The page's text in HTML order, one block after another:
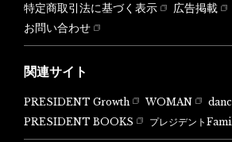
特定商取引法に基づく表示
広告掲載
お問い合わせ
関連サイト
PRESIDENT Growth WOMAN
PRESIDENT BOOKS
プレジデント